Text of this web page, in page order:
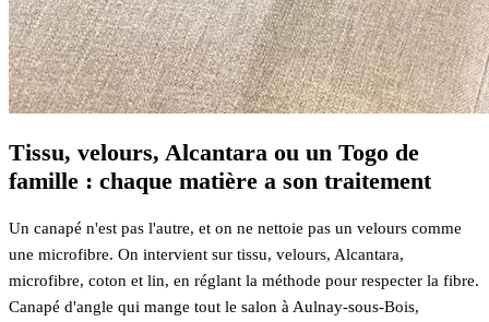
Tissu, velours, Alcantara ou un Togo de
famille : chaque matière a son traitement
Un canapé n'est pas l'autre, et on ne nettoie pas un velours comme
une microfibre. On intervient sur tissu, velours, Alcantara,
microfibre, coton et lin, en réglant la méthode pour respecter la fibre.
Canapé d'angle qui mange tout le salon à Aulnay-sous-Bois,